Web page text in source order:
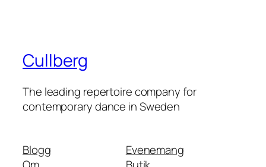
Cullberg
The leading repertoire company for
contemporary dance in Sweden
Blogg
Evenemang